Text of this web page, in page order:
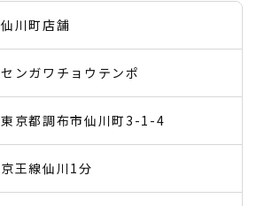
仙川町店舗
センガワチョウテンポ
東京都調布市仙川町3-1-4
京王線仙川1分